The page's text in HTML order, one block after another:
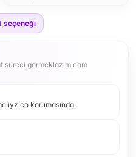
seçeneği
süreci gormeklazim.com
iyzico korumasında.